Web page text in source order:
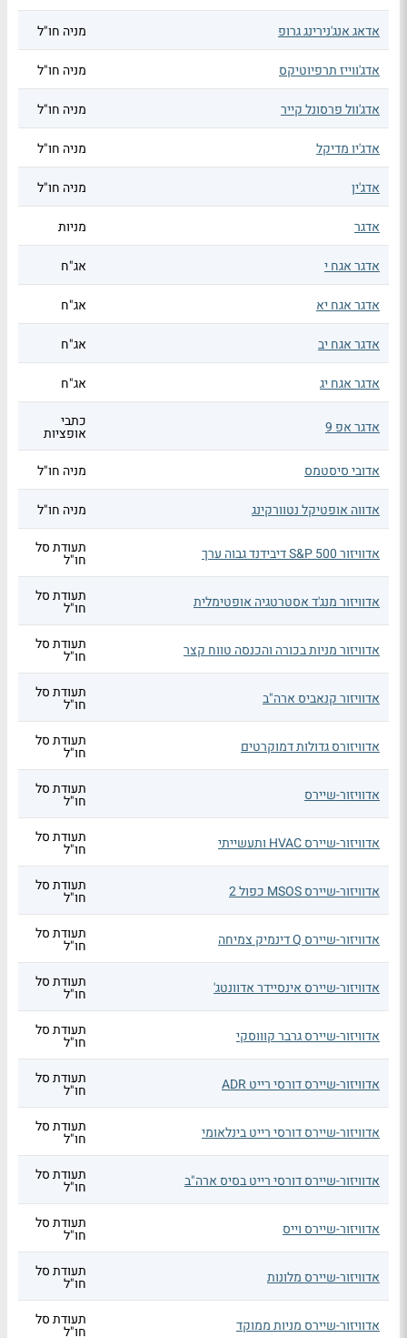
אדאג אנג'נירינג גרופ מניה חו"ל
אדג'ווייז תרפיוטיקס מניה חו"ל
אדג'וול פרסונל קייר מניה חו"ל
אדג'יו מדיקל מניה חו"ל
אדג'ין מניה חו"ל
אדגר מניות
אדגר אגח י אג"ח
אדגר אגח יא אג"ח
אדגר אגח יב אג"ח
אדגר אגח יג אג"ח
אדגר אפ 9 כתבי
אופציות
אדובי סיסטמס
מניה חו"ל
אדווה אופטיקל נטוורקינג מניה חו"ל
אדוויזור S&P 500 דיבידנד גבוה ערך תעודת סל
חו"ל
אדוויזור מנג'ד אסטרטגיה אופטימלית תעודת סל
חו"ל
אדוויזור מניות בכורה והכנסה טווח קצר תעודת סל
חו"ל
אדוויזור קנאביס ארה"ב תעודת סל
חו"ל
אדוויזורס גדולות דמוקרטים תעודת סל
חו"ל
אדוויזור-שיירס תעודת סל
חו"ל
אדוויזור-שיירס HVAC ותעשייתי תעודת סל
חו"ל
אדוויזור-שיירס MSOS כפול 2 תעודת סל
חו"ל
אדוויזור-שיירס Q דינמיק צמיחה תעודת סל
חו"ל
אדוויזור-שיירס אינסיידר אדוונטג' תעודת סל
חו"ל
אדוויזור-שיירס גרבר קוווסקי תעודת סל
חו"ל
אדוויזור-שיירס דורסי רייט ADR תעודת סל
חו"ל
אדוויזור-שיירס דורסי רייט בינלאומי תעודת סל
חו"ל
אדוויזור-שיירס דורסי רייט בסיס ארה"ב תעודת סל
חו"ל
אדוויזור-שיירס וייס תעודת סל
חו"ל
אדוויזור-שיירס מלונות תעודת סל
חו"ל
אדוויזור-שיירס מניות ממוקד תעודת סל
חו"ל